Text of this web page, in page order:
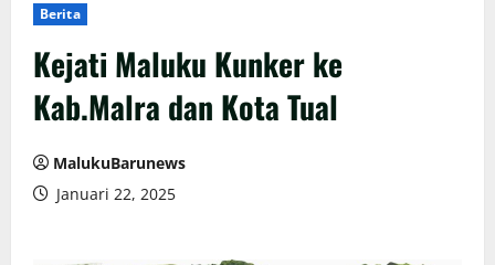
Berita
Kejati Maluku Kunker ke
Kab.Malra dan Kota Tual
MalukuBarunews
Januari 22, 2025